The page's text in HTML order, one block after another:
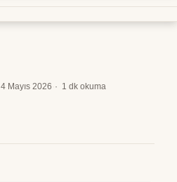
4 Mayıs 2026 1 dk okuma